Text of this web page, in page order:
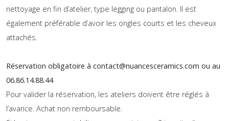
nettoyage en fin d’atelier, type legging ou pantalon. Il est
également préférable d’avoir les ongles courts et les cheveux
attachés.
Réservation obligatoire à contact@nuancesceramics.com ou au
06.86.14.88.44
Pour valider la réservation, les ateliers doivent être réglés à
l’avance. Achat non remboursable.